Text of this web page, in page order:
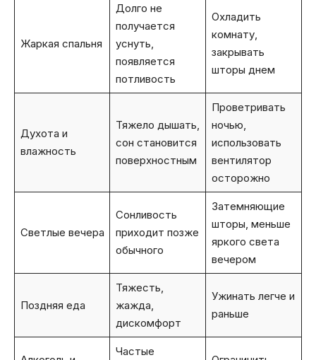
Жаркая спальня
Долго не
получается
уснуть,
появляется
потливость
Охладить
комнату,
закрывать
шторы днем
Духота и
влажность
Тяжело дышать,
сон становится
поверхностным
Проветривать
ночью,
использовать
вентилятор
осторожно
Светлые вечера
Сонливость
приходит позже
обычного
Затемняющие
шторы, меньше
яркого света
вечером
Поздняя еда
Тяжесть,
жажда,
дискомфорт
Ужинать легче и
раньше
Частые